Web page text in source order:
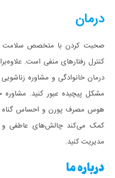
درمان
صحبت کردن با متخصص سلامت
کنترل رفتارهای منفی است.
درمان خانوادگی و مشاوره
مشکل پیچیده عبور کنید.
هوس مصرف پورن و احساس
کمک می‌کند چالش‌های عاطفی و
مدیریت کنید.
درباره ما